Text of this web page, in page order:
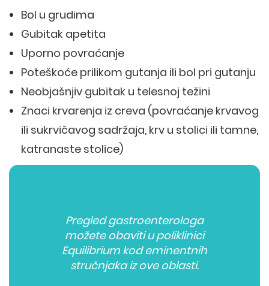
Bol u grudima
Gubitak apetita
Uporno povraćanje
Poteškoće prilikom gutanja ili bol pri gutanju
Neobjašnjiv gubitak u telesnoj težini
Znaci krvarenja iz creva (povraćanje krvavog
ili sukrvičavog sadržaja, krv u stolici ili tamne,
katranaste stolice)
Pregled gastroenterologa
možete obaviti u poliklinici
Equilibrium kod eminentnih
stručnjaka iz ove oblasti.